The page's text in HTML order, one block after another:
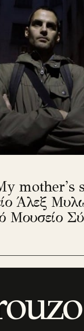
mother’s
Άλεξ
Μουσείο